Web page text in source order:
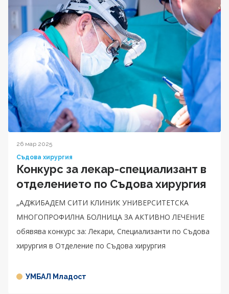
26 мар 2025
Съдова хирургия
Конкурс за лекар-специализант в
отделението по Съдова хирургия
„АДЖИБАДЕМ СИТИ КЛИНИК УНИВЕРСИТЕТСКА
МНОГОПРОФИЛНА БОЛНИЦА ЗА АКТИВНО ЛЕЧЕНИЕ
обявява конкурс за: Лекари, Специализанти по Съдова
хирургия в Отделение по Съдова хирургия
УМБАЛ Младост